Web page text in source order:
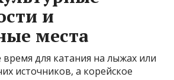
и
места
для катания на лыжах или
источников, а корейское